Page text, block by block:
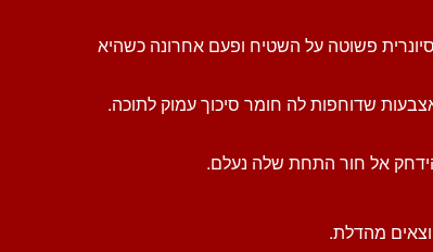
פשוטה על השטיח ופעם אחרונה כשהיא
שדוחפות לה חומר סיכוך עמוק לתוכה.
אל חור התחת שלה נעלם.
מהדלת.